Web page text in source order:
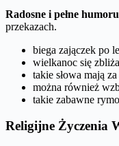
Radosne i pełne
przekazach.
biega zajączek po
wielkanoc się
takie słowa mają
można również
takie zabawne
Religijne Życzenia